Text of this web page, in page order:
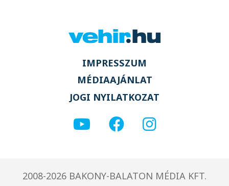
IMPRESSZUM
MÉDIAAJÁNLAT
JOGI NYILATKOZAT
2008-2026 BAKONY-BALATON MÉDIA KFT.